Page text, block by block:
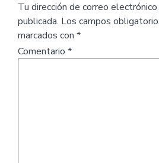
Tu dirección de correo
publicada. Los campos
marcados con *
Comentario *